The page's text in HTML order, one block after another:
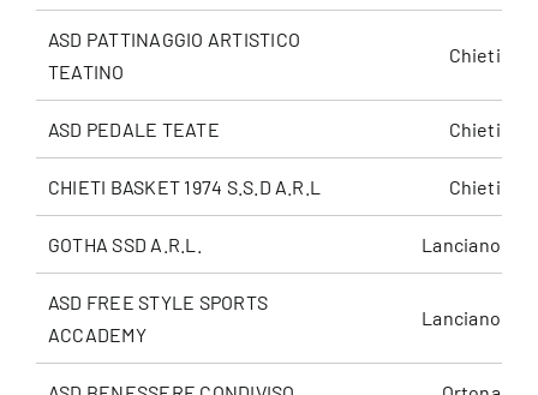
ASD PATTINAGGIO ARTISTICO
TEATINO
Chieti
ASD PEDALE TEATE Chieti
CHIETI BASKET 1974 S.S.D A.R.L Chieti
GOTHA SSD A.R.L. Lanciano
ASD FREE STYLE SPORTS
ACCADEMY
Lanciano